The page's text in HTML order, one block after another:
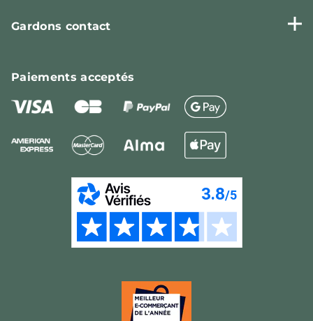
Gardons contact
Paiementsacceptés